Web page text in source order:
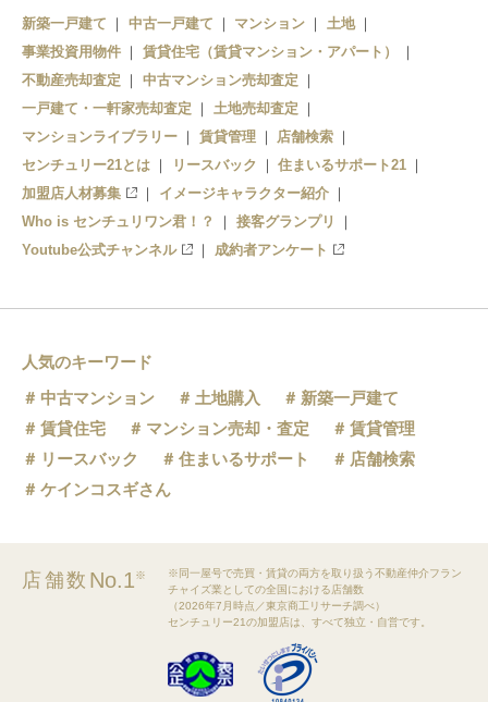
新築一戸建て 中古一戸建て マンション
土地
事業投資用物件
賃貸住宅（賃貸マンション・アパート）
不動産売却査定
中古マンション売却査定
一戸建て・一軒家売却査定
土地売却査定
マンションライブラリー
賃貸管理
店舗検索
センチュリー21とは
リースバック
住まいるサポート21
加盟店人材募集
イメージキャラクター紹介
Who is センチュリワン君！？
接客グランプリ
Youtube公式チャンネル
成約者アンケート
人気のキーワード
中古マンション
土地購入
新築一戸建て
賃貸住宅
マンション売却・査定
賃貸管理
リースバック
住まいるサポート
店舗検索
ケインコスギさん
店舗数 No.1※
※同一屋号で売買・賃貸の両方を取り扱う不動産仲介フラン
チャイズ業としての全国における店舗数
（2026年7月時点／東京商工リサーチ調べ）
センチュリー21の加盟店は、すべて独立・自営です。